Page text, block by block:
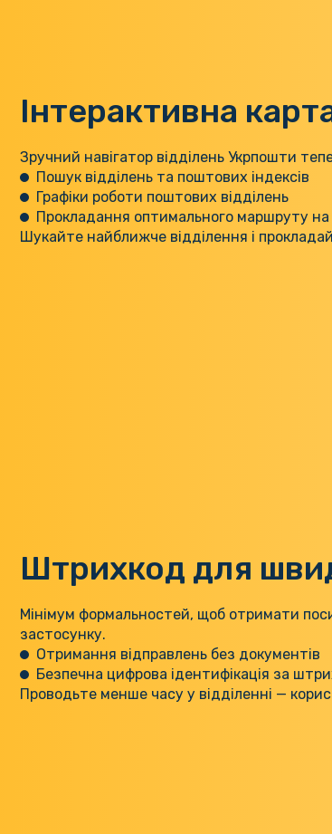
Інтерактивна
Зручний навігатор відділень Укрпошти
Пошук відділень та поштових індексів
Графіки роботи поштових відділень
Прокладання оптимального маршруту на
Шукайте найближче відділення і
Штрихкод для
Мінімум формальностей, щоб отримати
застосунку.
Отримання відправлень без документів
Безпечна цифрова ідентифікація за
Проводьте менше часу у відділенні —